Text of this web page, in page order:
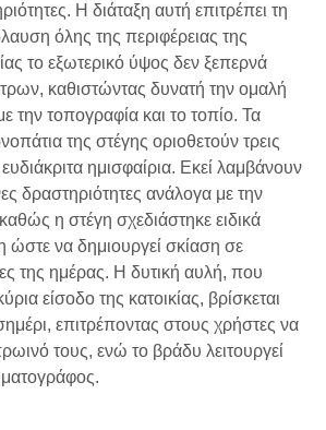
Η διάταξη αυτή επιτρέπει τη
όλης της περιφέρειας της
το εξωτερικό ύψος δεν ξεπερνά
καθιστώντας δυνατή την ομαλή
την τοπογραφία και το τοπίο. Τα
της στέγης οριοθετούν τρεις
ημισφαίρια. Εκεί λαμβάνουν
δραστηριότητες ανάλογα με την
η στέγη σχεδιάστηκε ειδικά
ώστε να δημιουργεί σκίαση σε
της ημέρας. Η δυτική αυλή, που
είσοδο της κατοικίας, βρίσκεται
επιτρέποντας στους χρήστες να
τους, ενώ το βράδυ λειτουργεί